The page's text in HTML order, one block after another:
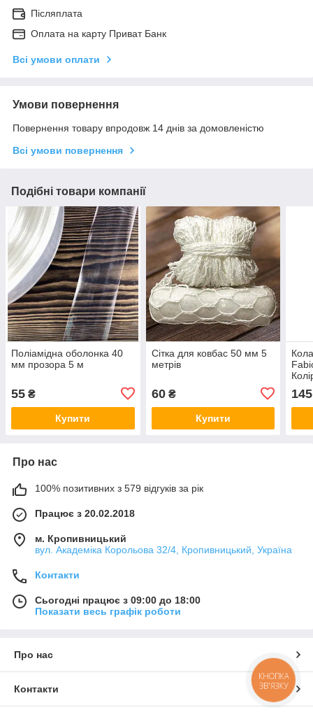
Післяплата
Оплата на карту Приват Банк
Всі умови оплати
Умови повернення
Повернення товару впродовж 14 днів за домовленістю
Всі умови повернення
Подібні товари компанії
Поліамідна оболонка 40
мм прозора 5 м
55 ₴
Купити
Сітка для ковбас 50 мм 5
метрів
60₴
Купити
145
Про нас
100% позитивних з 579 відгуків за рік
Працює з 20.02.2018
м. Кропивницький
вул. Академіка Корольова 32/4, Кропивницький, Україна
Контакти
Сьогодні працює з 09:00 до 18:00
Показати весь графік роботи
Про нас
Контакти
КНОПКА
ЗВ'ЯЗКУ